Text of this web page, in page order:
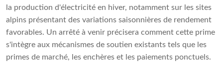
la production d'électricité en hiver, notamment sur les sites
alpins présentant des variations saisonnières de rendement
favorables. Un arrêté à venir précisera comment cette prime
s'intègre aux mécanismes de soutien existants tels que les
primes de marché, les enchères et les paiements ponctuels.